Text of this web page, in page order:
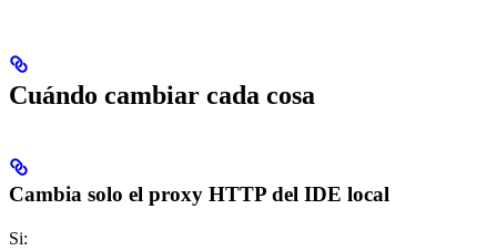
Cuándo cambiar cada cosa
Cambia solo el proxy HTTP del IDE local
Si: